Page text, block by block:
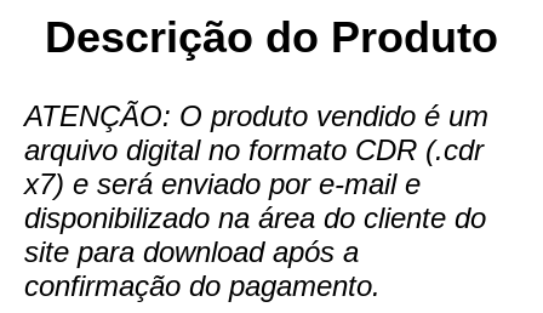
Descrição do Produto
ATENÇÃO: O produto vendido é um
arquivo digital no formato CDR (.cdr
x7) e será enviado por e-mail e
disponibilizado na área do cliente do
site para download após a
confirmação do pagamento.